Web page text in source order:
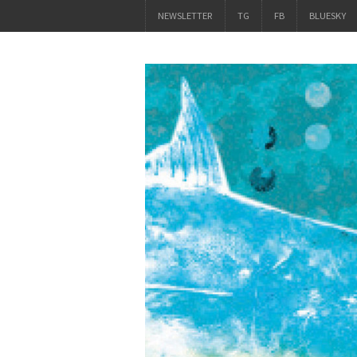
NEWSLETTER TG FB BLUESKY